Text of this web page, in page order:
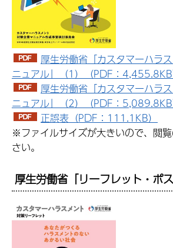
厚生労働省「カスタマーハラ
ニュアル」（1）（PDF：4,455.8KB
厚生労働省「カスタマーハラ
ニュアル」（2）（PDF：5,089.8KB
正誤表（PDF：111.1KB）
※ファイルサイズが大きいので、閲
さい。
厚生労働省「リーフレット・ポス